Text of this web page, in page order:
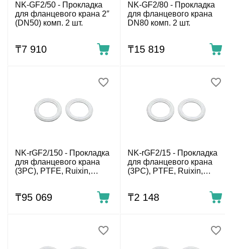
NK-GF2/50 - Прокладка
для фланцевого крана 2″
(DN50) комп. 2 шт.
₸7 910
NK-GF2/80 - Прокладка
для фланцевого крана
DN80 комп. 2 шт.
₸15 819
NK-rGF2/150 - Прокладка
для фланцевого крана
(3PC), PTFE, Ruixin,
₸95 069
NK-rGF2/15 - Прокладка
для фланцевого крана
(3PC), PTFE, Ruixin,
₸2 148